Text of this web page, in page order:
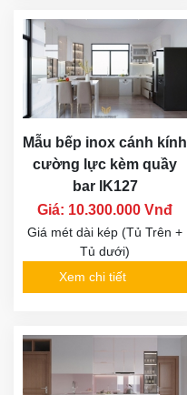
Mẫu bếp inox cánh kính
cường lực kèm quầy
bar IK127
Giá: 10.300.000 Vnđ
Giá mét dài kép (Tủ Trên +
Tủ dưới)
Xem chi tiết